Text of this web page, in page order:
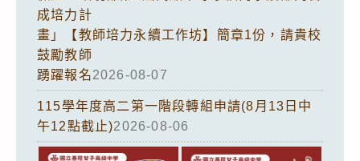
成培力計
畫」【教師培力永續工作坊】簡章1份，請貴校
鼓勵教師
踴躍報名2026-08-07
115學年度高二第一階段轉組申請(8月13日中
午12點截止)2026-08-06